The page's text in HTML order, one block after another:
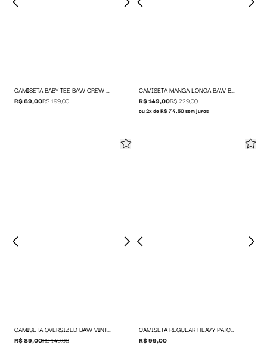
CAMISETA BABY TEE BAW CREW NOISE MAKERS
R$ 89,00R$ 199,00
CAMISETA MANGA LONGA BAW BLACK & WHITE
R$ 149,00R$ 229,00
ou 2x de R$ 74,50 sem juros
CAMISETA OVERSIZED BAW VINTAGE ARCH
R$ 89,00R$ 149,00
CAMISETA REGULAR HEAVY PATCH LOGO
R$ 99,00